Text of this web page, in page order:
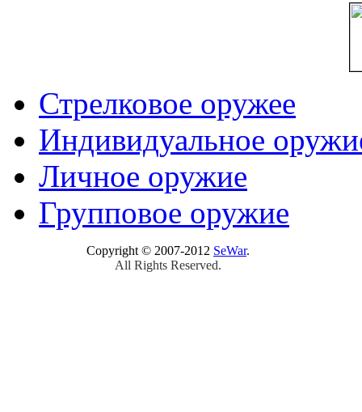
Стрелковое оружее
Индивидуальное
Личное оружие
Групповое оружие
Copyright © 2007-2012 SeWar.
All Rights Reserved.